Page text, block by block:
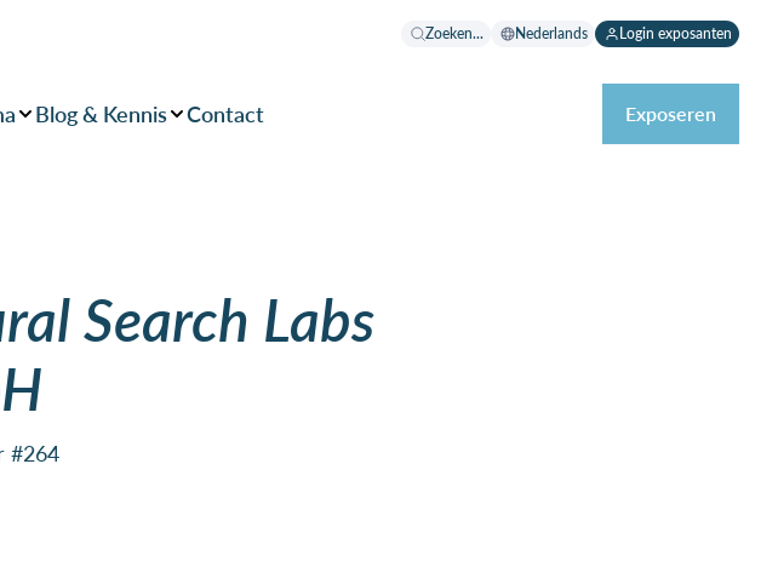
Zoeken... Nederlands Login exposanten
Blog & Kennis Contact Exposeren
Search Labs
#264